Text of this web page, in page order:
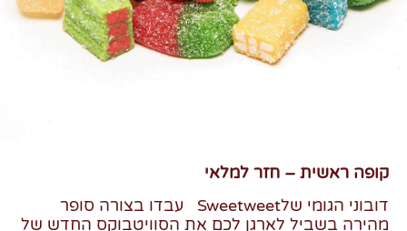
קופה ראשית – חזר למלאי
דובוני הגומי שלSweetweet
עבדו בצורה סופר
מהירה בשביל לארגן לכם את הסוויטבוקס החדש של